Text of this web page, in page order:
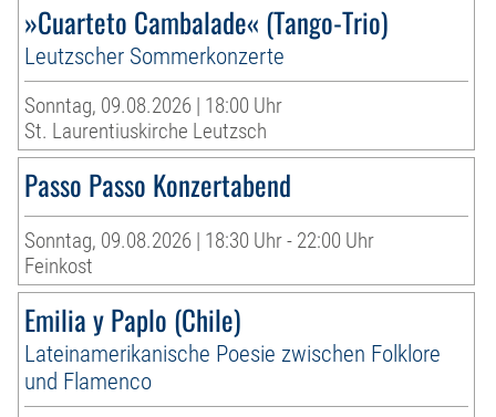
»Cuarteto Cambalade« (Tango-Trio)
Leutzscher Sommerkonzerte
Sonntag, 09.08.2026 | 18:00 Uhr
St. Laurentiuskirche Leutzsch
Passo Passo Konzertabend
Sonntag, 09.08.2026 | 18:30 Uhr - 22:00 Uhr
Feinkost
Emilia y Paplo (Chile)
Lateinamerikanische Poesie zwischen Folklore
und Flamenco